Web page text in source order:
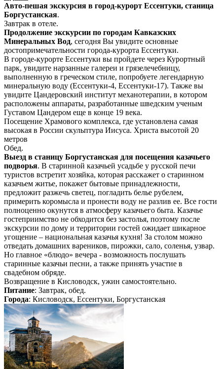
Авто-пешая экскурсия в город-курорт Ессентуки, станица
Боргустанская.
Завтрак в отеле.
Продолжение экскурсии по городам Кавказских
Минеральных Вод, сегодня Вы увидите основные
достопримечательности города-курорта Ессентуки.
В городе-курорте Ессентуки вы пройдете через Курортный
парк, увидите нарзанные галереи и грязелечебницу,
выполненную в греческом стиле, попробуете легендарную
минеральную воду (Ессентуки-4, Ессентуки-17). Также вы
увидите Цандеровский институт механотерапии, в котором
расположены аппараты, разработанные шведским ученым
Густавом Цандером еще в конце 19 века.
Посещение Храмового комплекса, где установлена самая
высокая в России скульптура Иисуса. Христа высотой 20
метров
Обед.
Выезд в станицу Боргустанская для посещения казачьего
подворья. В старинной казачьей усадьбе у русской печи
туристов встретит хозяйка, которая расскажет о старинном
казачьем житье, покажет бытовые принадлежности,
предложит разжечь светец, погладить белье рубелем,
примерить коромысла и пронести воду не разлив ее. Все гости
полноценно окунутся в атмосферу казачьего быта. Казачье
гостеприимство не обходится без застолья, поэтому после
экскурсии по дому и территории гостей ожидает шикарное
угощение – национальная казачья кухня! За столом можно
отведать домашних вареников, пирожки, сало, соленья, узвар.
Но главное «блюдо» вечера - возможность послушать
старинные казачьи песни, а также принять участие в
свадебном обряде.
Возвращение в Кисловодск, ужин самостоятельно.
Питание: Завтрак, обед.
Города: Кисловодск, Ессентуки, Боргустанская